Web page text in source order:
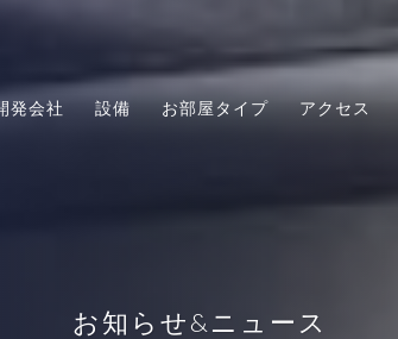
発会社 設備 お部屋タイプ アクセス
お知らせ&ニュース